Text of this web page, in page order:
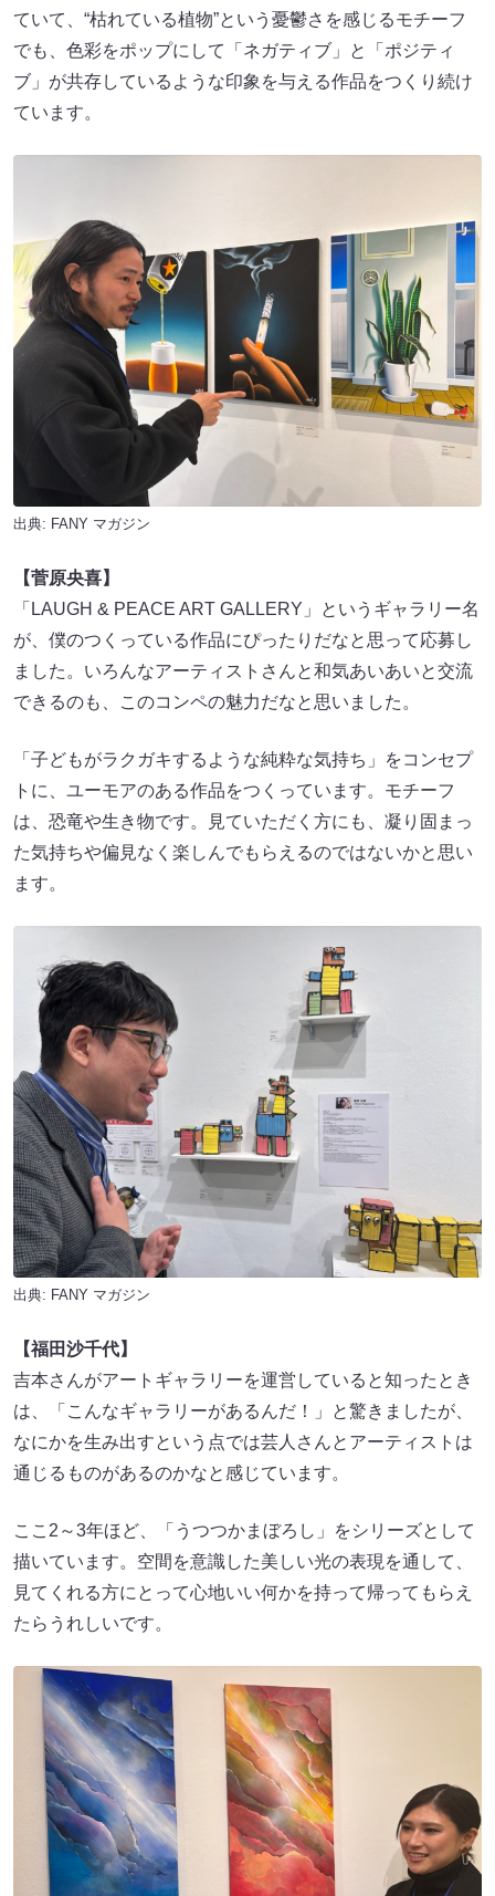
ていて、“枯れている植物”という憂鬱さを感じるモチーフ
でも、色彩をポップにして「ネガティブ」と「ポジティ
ブ」が共存しているような印象を与える作品をつくり続け
ています。
出典: FANY マガジン
【菅原央喜】
「LAUGH & PEACE ART GALLERY」というギャラリー名
が、僕のつくっている作品にぴったりだなと思って応募し
ました。いろんなアーティストさんと和気あいあいと交流
できるのも、このコンペの魅力だなと思いました。
「子どもがラクガキするような純粋な気持ち」をコンセプ
トに、ユーモアのある作品をつくっています。モチーフ
は、恐竜や生き物です。見ていただく方にも、凝り固まっ
た気持ちや偏見なく楽しんでもらえるのではないかと思い
ます。
出典: FANY マガジン
【福田沙千代】
吉本さんがアートギャラリーを運営していると知ったとき
は、「こんなギャラリーがあるんだ！」と驚きましたが、
なにかを生み出すという点では芸人さんとアーティストは
通じるものがあるのかなと感じています。
ここ2～3年ほど、「うつつかまぼろし」をシリーズとして
描いています。空間を意識した美しい光の表現を通して、
見てくれる方にとって心地いい何かを持って帰ってもらえ
たらうれしいです。